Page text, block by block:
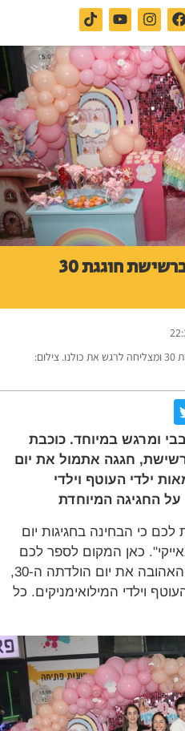
כוכבת הילדים מאי ציון ברשישת חוגגת 30
הילדים "מאייקי" חוגגת יום הולדת 30 ומצליחה לרגש את כולנו. צילום:
במיוחד. כוכבת
חגגה אתמול את יום
ילדי העוטף וילדי
המיוחדת
כי הבחינה בחגיגות יום
כאן המקום לספר לכם
כי אמש, ציינה וחגגה הכוכבת האהובה את יום הולדתה ה-30,
המילואימניקים. כל